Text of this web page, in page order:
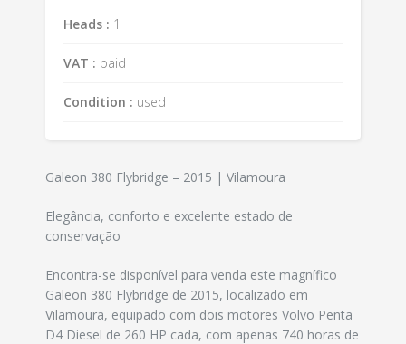
Heads : 1
VAT : paid
Condition : used
Galeon 380 Flybridge – 2015 | Vilamoura
Elegância, conforto e excelente estado de
conservação
Encontra-se disponível para venda este magnífico
Galeon 380 Flybridge de 2015, localizado em
Vilamoura, equipado com dois motores Volvo Penta
D4 Diesel de 260 HP cada, com apenas 740 horas de